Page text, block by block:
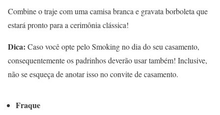
Combine o traje com uma camisa branca e gravata borboleta que
estará pronto para a cerimônia clássica!
Dica: Caso você opte pelo Smoking no dia do seu casamento,
consequentemente os padrinhos deverão usar também! Inclusive,
não se esqueça de anotar isso no convite de casamento.
Fraque